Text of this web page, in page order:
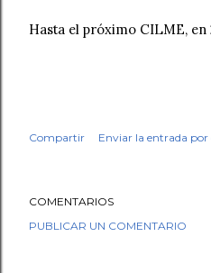
Hasta el próximo CILME, en
Compartir Enviar la entrada por
COMENTARIOS
PUBLICAR UN COMENTARIO